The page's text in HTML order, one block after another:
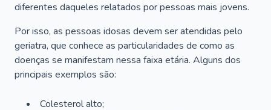
diferentes daqueles relatados por pessoas mais jovens.
Por isso, as pessoas idosas devem ser atendidas pelo
geriatra, que conhece as particularidades de como as
doenças se manifestam nessa faixa etária. Alguns dos
principais exemplos são:
Colesterol alto;